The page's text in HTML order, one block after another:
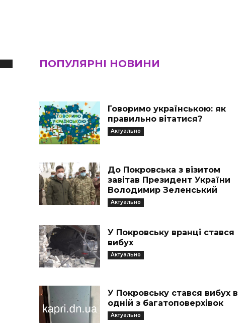
ПОПУЛЯРНІ НОВИНИ
Говоримо українською: як
правильно вітатися?
Актуально
До Покровська з візитом
завітав Президент України
Володимир Зеленський
Актуально
У Покровську вранці стався
вибух
Актуально
У Покровську стався вибух в
одній з багатоповерхівок
Актуально